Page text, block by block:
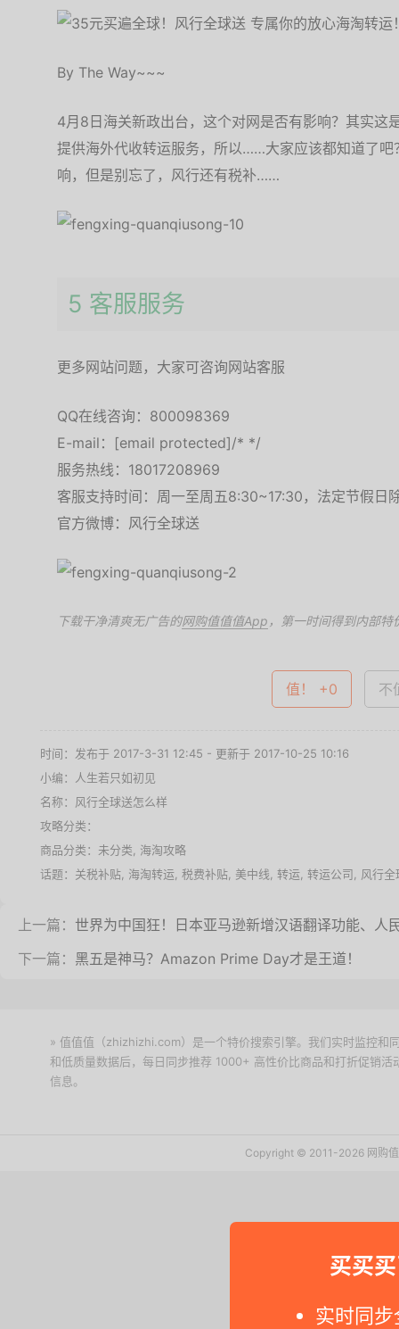
买买
实时同
By The Way~~~
4月8日海关新政出台，这个对网是否有影响？其实这
提供海外代收转运服务，所以……大家应该都知道了
响，但是别忘了，风行还有税补……
5 客服服务
更多网站问题，大家可咨询网站客服
QQ在线咨询：800098369
E-mail：[email protected]/* */
服务热线：18017208969
客服支持时间：周一至周五8:30~17:30，法定节假日
官方微博：风行全球送
下载干净清爽无广告的网购值值值App ，第一时间得到内部特
值！ +0 不
时间：发布于 2017-3-31 12:45 - 更新于 2017-10-25 10:16
小编：人生若只如初见
名称： 风行全球送怎么样
攻略分类：
商品分类：未分类, 海淘攻略
话题： 关税补贴 海淘转运 税费补贴 美中线 转运 转运公司 风行全
上一篇： 世界为中国狂！日本亚马逊新增汉语翻译功能、人
下一篇： 黑五是神马？Amazon Prime Day才是王道！
» 值值值（zhizhizhi.com）是一个特价搜索引擎。我们实时监控和
和低质量数据后，每日同步推荐 1000+ 高性价比商品和打折促销
信息。
Copyright © 2011-2026 网购